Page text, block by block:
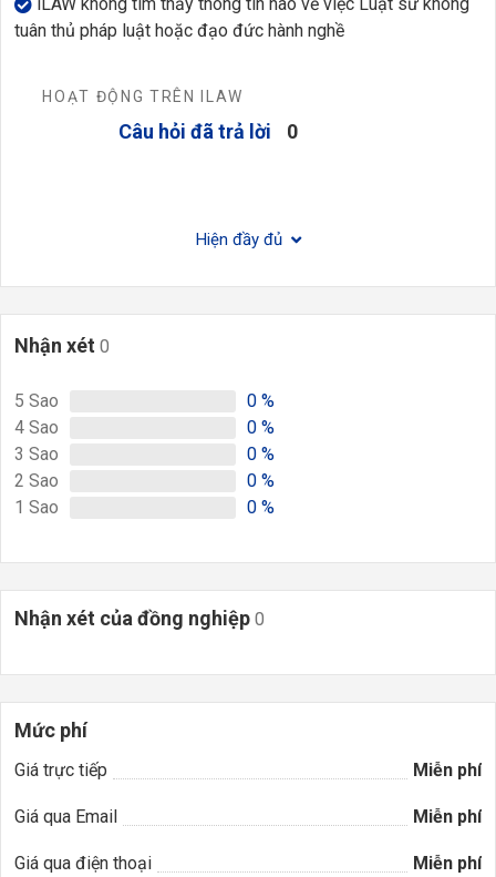
tuân thủ pháp luật hoặc đạo đức hành nghề
HOẠT ĐỘNG TRÊN ILAW
Câu hỏi đã trả lời 0
Hiện đầy đủ
Nhận xét 0
5 Sao 0 %
4 Sao 0 %
3 Sao 0 %
2 Sao 0 %
1 Sao 0 %
Nhận xét của đồng nghiệp 0
Mức phí
Giá trực tiếp Miễn phí
Giá qua Email Miễn phí
Giá qua điện thoại Miễn phí